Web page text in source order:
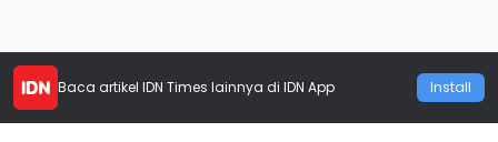
Baca artikel IDN Times lainnya di IDN App Install